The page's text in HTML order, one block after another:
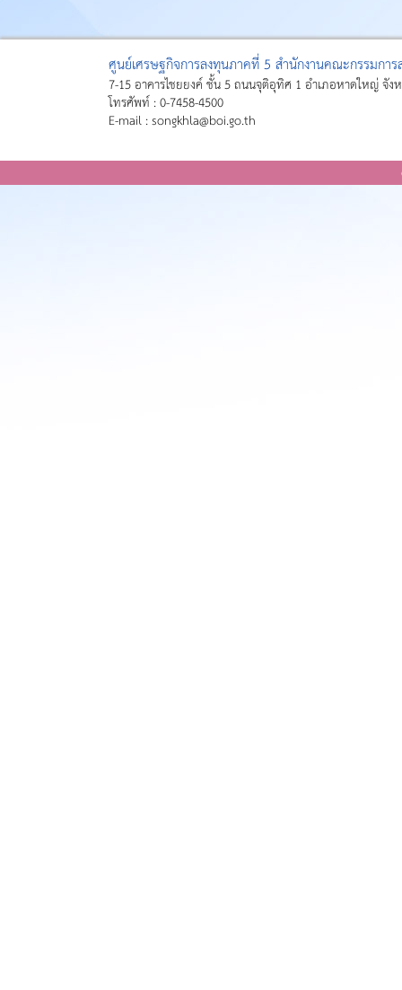
ศูนย์เศรษฐกิจการลงทุนภาคที่ 5 สำนักงานคณะกรรมการ
7-15 อาคารไชยยงค์ ชั้น 5 ถนนจุติอุทิศ 1 อำเภอหาดใหญ่ จัง
โทรศัพท์ : 0-7458-4500
E-mail : songkhla@boi.go.th